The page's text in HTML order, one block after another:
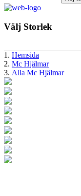
Välj Storlek
Hemsida
Mc Hjälmar
Alla Mc Hjälmar